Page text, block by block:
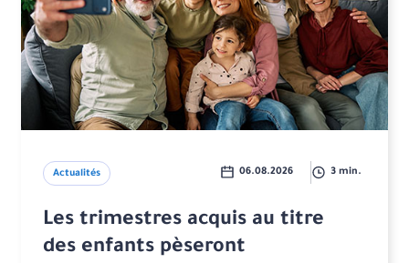
Actualités 06.08.2026 3 min.
Les trimestres acquis au titre
des enfants pèseront